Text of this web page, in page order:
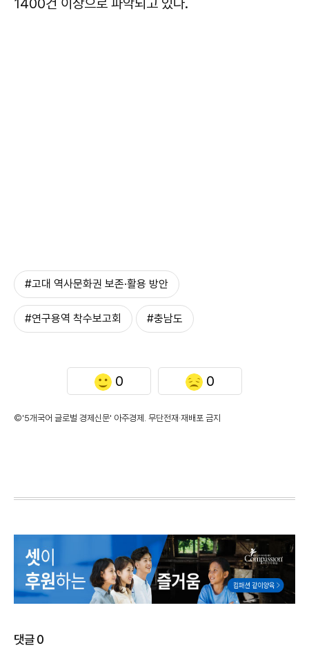
1400건 이상으로 파악되고 있다.
#고대 역사문화권 보존·활용 방안
#연구용역 착수보고회 #충남도
0 0
©'5개국어 글로벌 경제신문' 아주경제. 무단전재·재배포 금지
댓글0